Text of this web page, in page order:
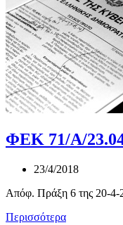
ΦΕΚ 71/Α/
23/4/2018
Απόφ. Πράξη 6 της 20-4-
Περισσότερα